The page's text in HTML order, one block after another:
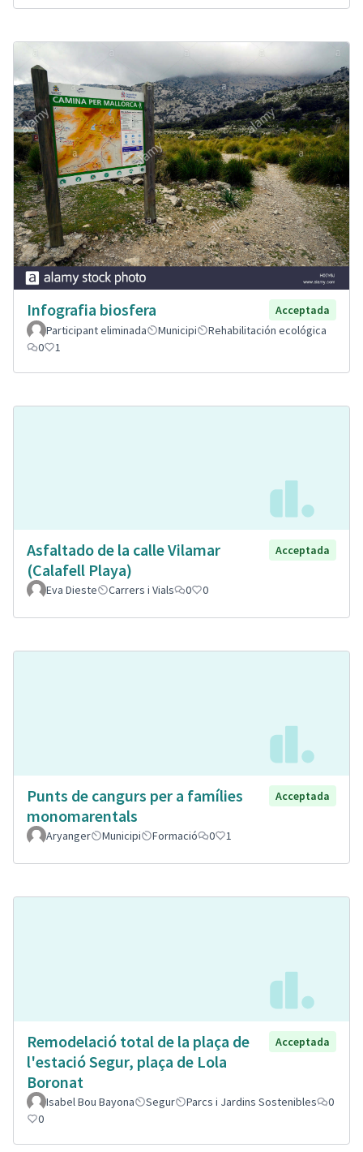
Infografia biosfera
Acceptada
Participant eliminada
Municipi
Rehabilitación ecológica
0
1
Asfaltado de la calle Vilamar
(Calafell Playa)
Acceptada
Eva Dieste Carrers i Vials 0 0
Punts de cangurs per a famílies
monomarentals
Acceptada
Aryanger Municipi Formació 0 1
Remodelació total de la plaça de
l'estació Segur, plaça de Lola
Boronat
Acceptada
Isabel Bou Bayona Segur Parcs i Jardins Sostenibles
0
0